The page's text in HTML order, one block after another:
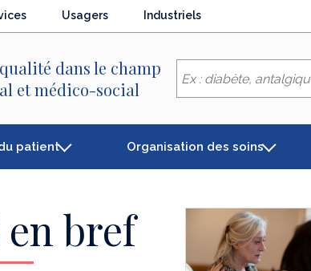
Usagers Industriels
dans le champ
et médico-social
patient Organisation des soins
en bref